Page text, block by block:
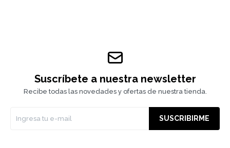
Suscríbete a nuestra newsletter
Recibe todas las novedades y ofertas de nuestra tienda.
SUSCRIBIRME